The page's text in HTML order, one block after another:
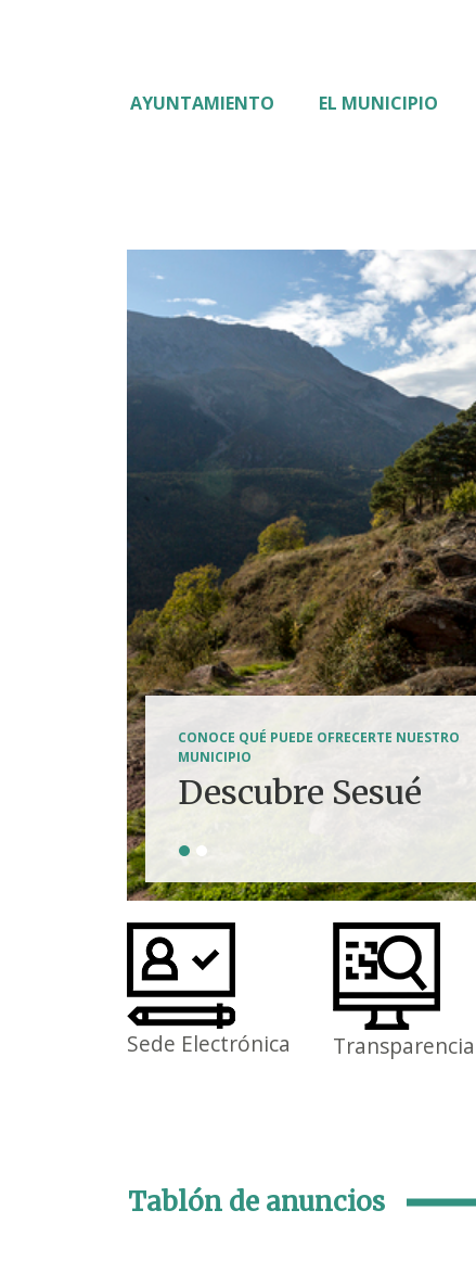
AYUNTAMIENTO EL MUNICIPIO
CONOCE QUÉ PUEDE OFRECERTE NUESTRO
MUNICIPIO
Descubre Sesué
Tierra de
aventuras
Sede Electrónica Transparencia
Tablón de anuncios